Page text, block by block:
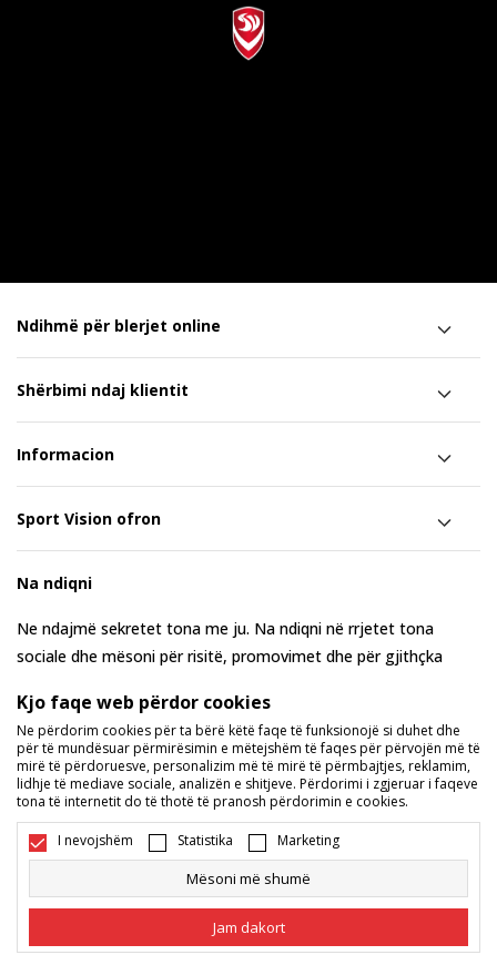
Ndihmë për blerjet online
Shërbimi ndaj klientit
Informacion
Sport Vision ofron
Na ndiqni
Ne ndajmë sekretet tona me ju. Na ndiqni në rrjetet tona
sociale dhe mësoni për risitë, promovimet dhe për gjithçka
Ndryshoje
Kjo faqe web përdor cookies
Ne përdorim cookies për ta bërë këtë faqe të funksionojë si duhet dhe
për të mundësuar përmirësimin e mëtejshëm të faqes për përvojën më të
mirë të përdoruesve, personalizim më të mirë të përmbajtjes, reklamim,
lidhje të mediave sociale, analizën e shitjeve. Përdorimi i zgjeruar i faqeve
tona të internetit do të thotë të pranosh përdorimin e cookies.
I nevojshëm Statistika Marketing
Mësoni më shumë
Jam dakort